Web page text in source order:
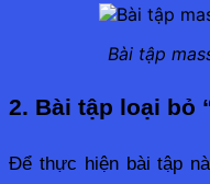
Bài tập
2. Bài tập loại bỏ
Để thực hiện bài tập